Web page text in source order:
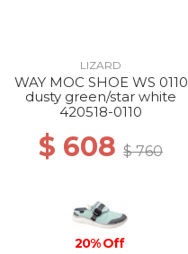
LIZARD
WAY MOC SHOE WS 0110
dusty green/star white
420518-0110
$ 608 $ 760
20% Off